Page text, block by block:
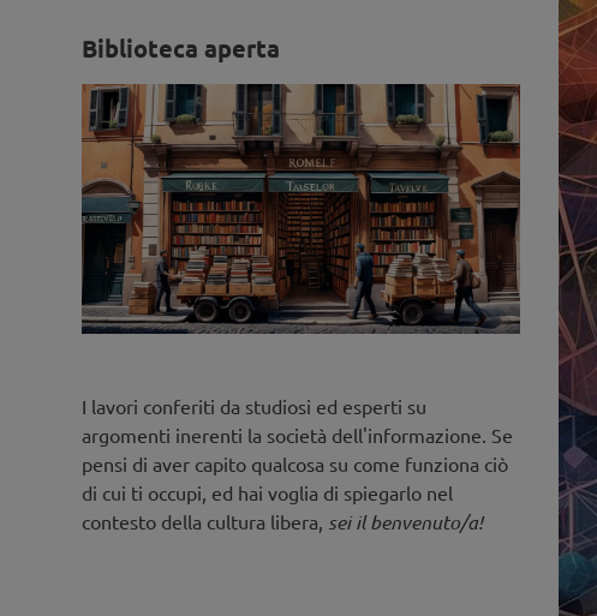
Biblioteca aperta
I lavori conferiti da studiosi ed esperti su
argomenti inerenti la società dell'informazione. Se
pensi di aver capito qualcosa su come funziona ciò
di cui ti occupi, ed hai voglia di spiegarlo nel
contesto della cultura libera, sei il benvenuto/a!